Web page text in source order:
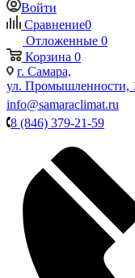
Войти
Сравнение0
Отложенные 0
Корзина 0
г. Самара,
ул. Промышленности,
info@samaraclimat.ru
8 (846) 379-21-59